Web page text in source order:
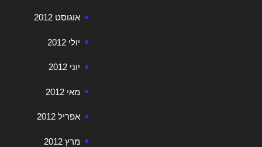
אוגוסט 2012
יולי 2012
יוני 2012
מאי 2012
אפריל 2012
מרץ 2012